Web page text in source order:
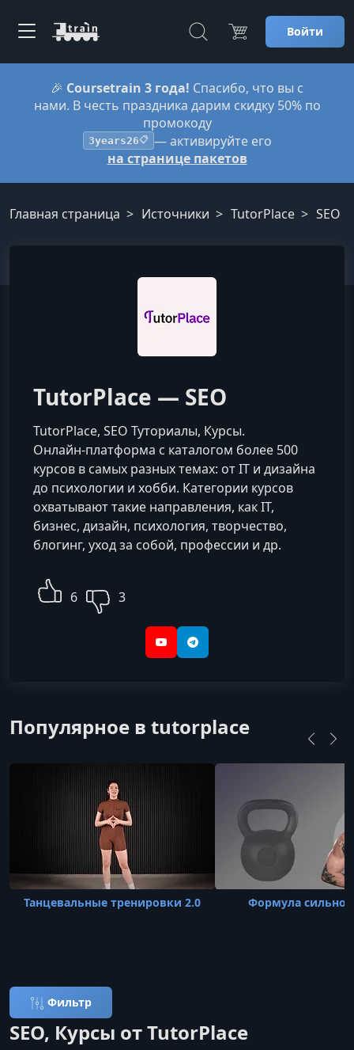
Войти
🎉 Coursetrain 3 года! Спасибо, что вы с
нами. В честь праздника дарим скидку 50% по
промокоду
3years26📋 — активируйте его
на странице пакетов
Главная страница Источники TutorPlace SEO
TutorPlace — SEO
TutorPlace, SEO Туториалы, Курсы.
Онлайн-платформа с каталогом более 500
курсов в самых разных темах: от IT и дизайна
до психологии и хобби. Категории курсов
охватывают такие направления, как IT,
бизнес, дизайн, психология, творчество,
блогинг, уход за собой, профессии и др.
6 3
YouTubeTelegram
Популярное в tutorplace
Танцевальные тренировки 2.0 Формула
Фильтр
SEO, Курсы от TutorPlace